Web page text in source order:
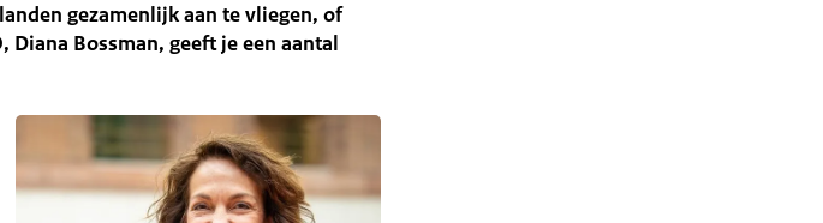
gezamenlijk aan te vliegen, of
Diana Bossman, geeft je een aantal